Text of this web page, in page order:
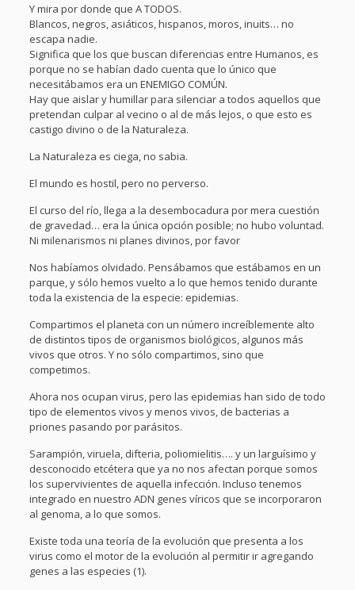
Y mira por donde que A TODOS.
Blancos, negros, asiáticos, hispanos, moros, inuits… no
escapa nadie.
Significa que los que buscan diferencias entre Humanos, es
porque no se habían dado cuenta que lo único que
necesitábamos era un ENEMIGO COMÚN.
Hay que aislar y humillar para silenciar a todos aquellos que
pretendan culpar al vecino o al de más lejos, o que esto es
castigo divino o de la Naturaleza.
La Naturaleza es ciega, no sabia.
El mundo es hostil, pero no perverso.
El curso del río, llega a la desembocadura por mera cuestión
de gravedad… era la única opción posible; no hubo voluntad.
Ni milenarismos ni planes divinos, por favor
Nos habíamos olvidado. Pensábamos que estábamos en un
parque, y sólo hemos vuelto a lo que hemos tenido durante
toda la existencia de la especie: epidemias.
Compartimos el planeta con un número increíblemente alto
de distintos tipos de organismos biológicos, algunos más
vivos que otros. Y no sólo compartimos, sino que
competimos.
Ahora nos ocupan virus, pero las epidemias han sido de todo
tipo de elementos vivos y menos vivos, de bacterias a
priones pasando por parásitos.
Sarampión, viruela, difteria, poliomielitis…. y un larguísimo y
desconocido etcétera que ya no nos afectan porque somos
los supervivientes de aquella infección. Incluso tenemos
integrado en nuestro ADN genes víricos que se incorporaron
al genoma, a lo que somos.
Existe toda una teoría de la evolución que presenta a los
virus como el motor de la evolución al permitir ir agregando
genes a las especies (1).